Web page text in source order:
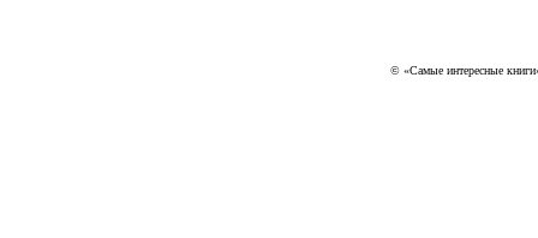
© «Самые интересные